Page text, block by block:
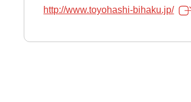
http://www.toyohashi-bihaku.jp/